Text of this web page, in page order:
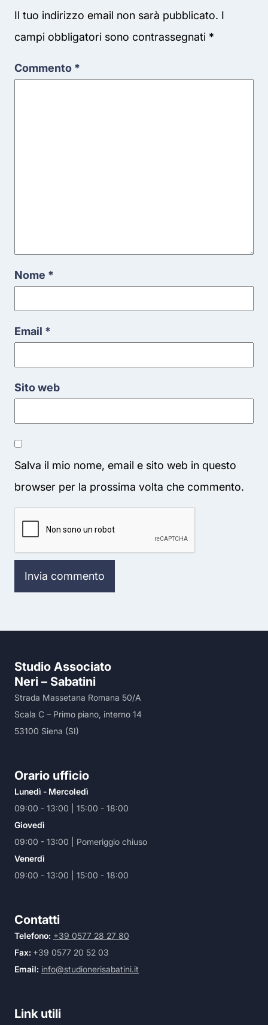
Il tuo indirizzo email non sarà pubblicato. I
campi obbligatori sono contrassegnati *
Commento *
Nome *
Email *
Sito web
Salva il mio nome, email e sito web in questo
browser per la prossima volta che commento.
Studio Associato
Neri – Sabatini
Strada Massetana Romana 50/A
Scala C – Primo piano, interno 14
53100 Siena (SI)
Orario ufficio
Lunedì - Mercoledì
09:00 - 13:00 | 15:00 - 18:00
Giovedì
09:00 - 13:00 | Pomeriggio chiuso
Venerdì
09:00 - 13:00 | 15:00 - 18:00
Contatti
Telefono: +39 0577 28 27 80
Fax: +39 0577 20 52 03
Email: info@studionerisabatini.it
Link utili